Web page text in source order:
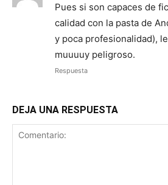
Pues si son capaces de
calidad con la pasta de
y poca profesionalidad),
muuuuy peligroso.
Respuesta
DEJA UNA RESPUESTA